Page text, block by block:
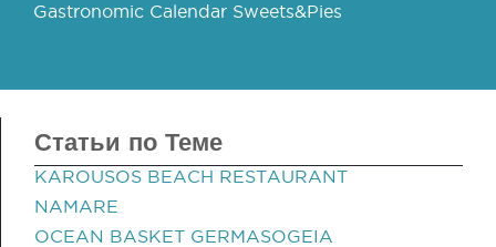
Gastronomic Calendar Sweets&Pies
Статьи по Теме
KAROUSOS BEACH RESTAURANT
NAMARE
OCEAN BASKET GERMASOGEIA